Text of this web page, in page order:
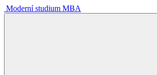
Moderní studium MBA